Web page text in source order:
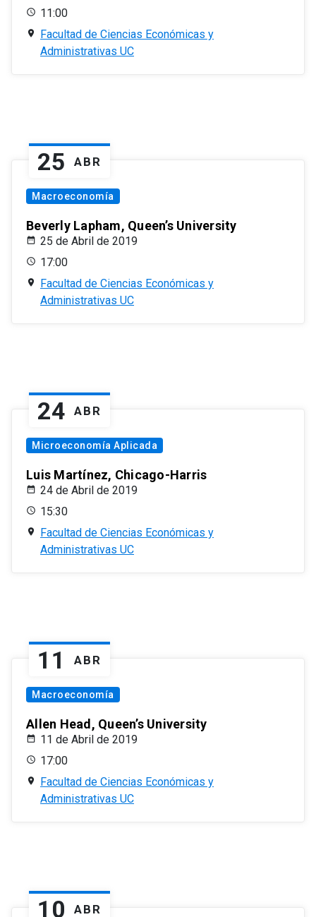
11:00
Facultad de Ciencias Económicas y
Administrativas UC
25 ABR
Macroeconomía
Beverly Lapham, Queen’s University
25 de Abril de 2019
17:00
Facultad de Ciencias Económicas y
Administrativas UC
24 ABR
Microeconomía Aplicada
Luis Martínez, Chicago-Harris
24 de Abril de 2019
15:30
Facultad de Ciencias Económicas y
Administrativas UC
11 ABR
Macroeconomía
Allen Head, Queen’s University
11 de Abril de 2019
17:00
Facultad de Ciencias Económicas y
Administrativas UC
10 ABR